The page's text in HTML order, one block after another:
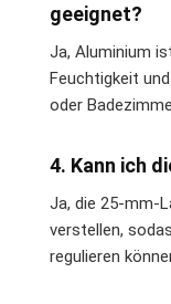
geeignet?
Ja, Aluminium
Feuchtigkeit
oder
4. Kann ich
Ja, die 25-mm-
verstellen,
regulieren